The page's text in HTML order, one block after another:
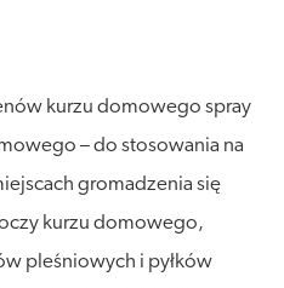
kurzu domowego spray
– do stosowania na
gromadzenia się
kurzu domowego,
pleśniowych i pyłków